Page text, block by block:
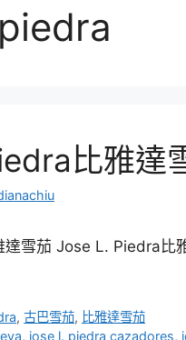
比雅達
雪茄 Jose L. Piedra比
,古巴雪茄, 比雅達雪茄
, jose l. piedra cazadores,